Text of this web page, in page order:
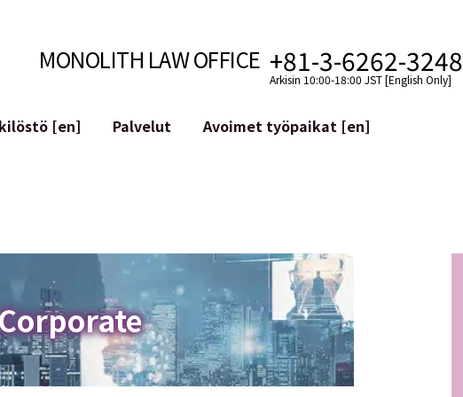
MONOLITH LAW OFFICE +81-3-6262-3248
Arkisin 10:00-18:00 JST [English Only]
[en]
Palvelut
Maineen hallinta
Loukkaavan lausuman tunnistaminen
Avoimet työpaikat [en]